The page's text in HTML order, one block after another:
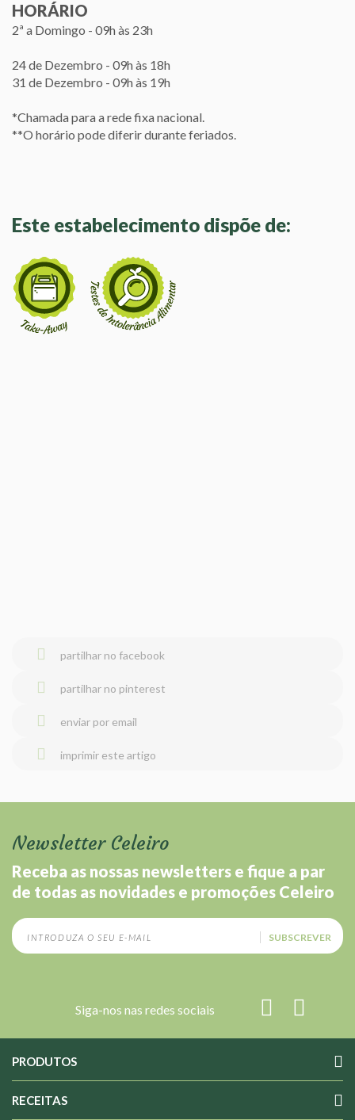
HORÁRIO
2ª a Domingo - 09h às 23h
24 de Dezembro - 09h às 18h
31 de Dezembro - 09h às 19h
*Chamada para a rede fixa nacional.
**O horário pode diferir durante feriados.
Este estabelecimento dispõe de:
partilhar no facebook
partilhar no pinterest
enviar por email
imprimir este artigo
Newsletter Celeiro
Receba as nossas newsletters e fique a par
de todas as novidades e promoções Celeiro
SUBSCREVER
Siga-nos nas redes sociais
PRODUTOS
RECEITAS